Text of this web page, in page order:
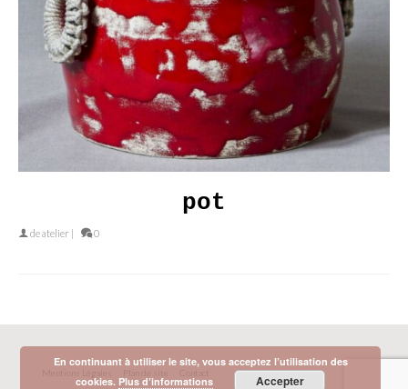
pot
deatelier 0
Mentions Légales
En continuant à utiliser le site, vous acceptez l’utilisation des
cookies. Plus d’informations Accepter